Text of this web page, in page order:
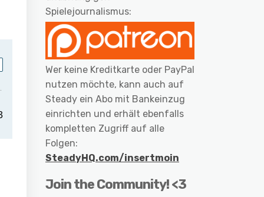
Spielejournalismus:
Wer keine Kreditkarte oder PayPal
nutzen möchte, kann auch auf
Steady ein Abo mit Bankeinzug
einrichten und erhält ebenfalls
kompletten Zugriff auf alle
Folgen:
SteadyHQ.com/insertmoin
Join the Community! <3